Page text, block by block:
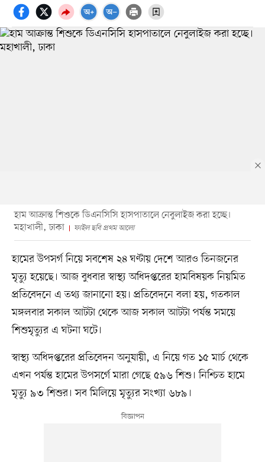
হাম আক্রান্ত শিশুকে ডিএনসিসি হাসপাতালে নেবুলাইজ করা হচ্ছে।
মহাখালী, ঢাকা
ফাইল ছবি প্রথম আলো
হামের উপসর্গ নিয়ে সবশেষ ২৪ ঘণ্টায় দেশে আরও তিনজনের
মৃত্যু হয়েছে। আজ বুধবার স্বাস্থ্য অধিদপ্তরের হামবিষয়ক নিয়মিত
প্রতিবেদনে এ তথ্য জানানো হয়। প্রতিবেদনে বলা হয়, গতকাল
মঙ্গলবার সকাল আটটা থেকে আজ সকাল আটটা পর্যন্ত সময়ে
শিশুমৃত্যুর এ ঘটনা ঘটে।
স্বাস্থ্য অধিদপ্তরের প্রতিবেদন অনুযায়ী, এ নিয়ে গত ১৫ মার্চ থেকে
এখন পর্যন্ত হামের উপসর্গে মারা গেছে ৫৯৬ শিশু। নিশ্চিত হামে
মৃত্যু ৯৩ শিশুর। সব মিলিয়ে মৃত্যুর সংখ্যা ৬৮৯।